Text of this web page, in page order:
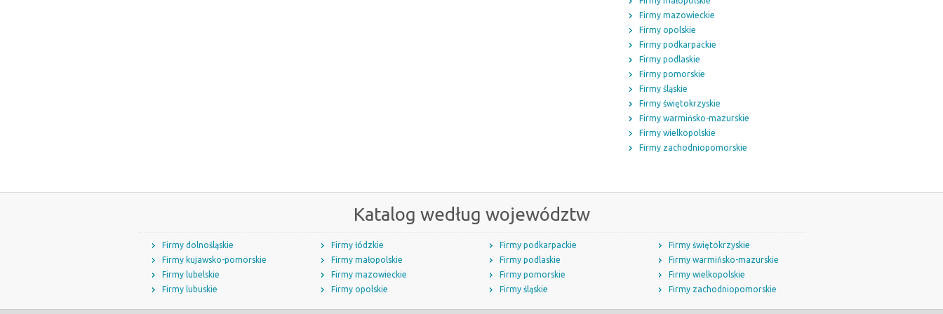
Firmy mazowieckie
Firmy opolskie
Firmy podkarpackie
Firmy podlaskie
Firmy pomorskie
Firmy śląskie
Firmy świętokrzyskie
Firmy warmińsko-mazurskie
Firmy wielkopolskie
Firmy zachodniopomorskie
Katalog według województw
Firmy dolnośląskie
Firmy kujawsko-pomorskie
Firmy lubelskie
Firmy lubuskie
Firmy łódzkie
Firmy małopolskie
Firmy mazowieckie
Firmy opolskie
Firmy podkarpackie
Firmy podlaskie
Firmy pomorskie
Firmy śląskie
Firmy świętokrzyskie
Firmy warmińsko-mazurskie
Firmy wielkopolskie
Firmy zachodniopomorskie